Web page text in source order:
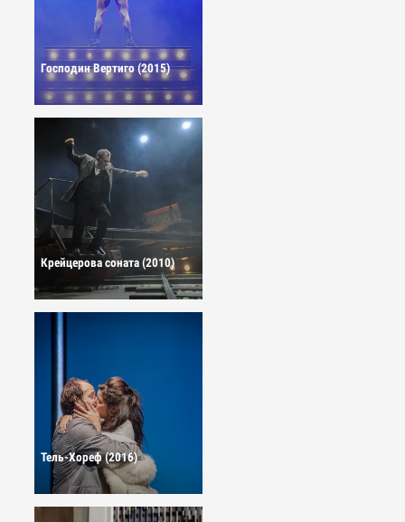
Господин Вертиго (2015)
Крейцерова соната (2010)
Тель-Хореф (2016)